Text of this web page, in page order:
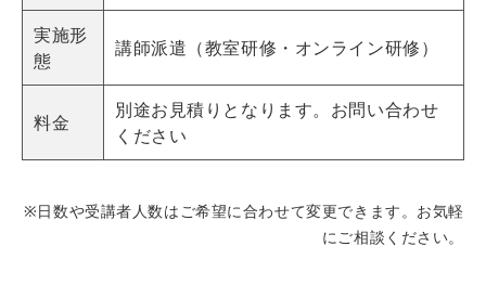
実施形
態
講師派遣（教室研修・オンライン研修）
料金
別途お見積りとなります。お問い合わせ
ください
※日数や受講者人数はご希望に合わせて変更できます。お気軽
にご相談ください。